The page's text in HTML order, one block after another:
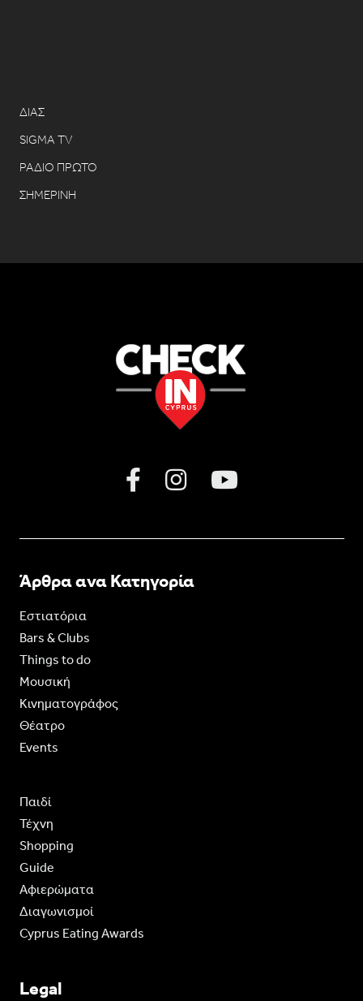
ΔΙΑΣ
SIGMA TV
ΡΑΔΙΟ ΠΡΩΤΟ
ΣΗΜΕΡΙΝΗ
Άρθρα ανα Κατηγορία
Εστιατόρια
Bars & Clubs
Things to do
Moυσική
Κινηματογράφος
Θέατρο
Events
Παιδί
Τέχνη
Shopping
Guide
Aφιερώματα
Διαγωνισμοί
Cyprus Eating Awards
Legal